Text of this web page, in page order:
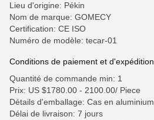
Lieu d'origine: Pékin
Nom de marque: GOMECY
Certification: CE ISO
Numéro de modèle: tecar-01
Conditions de paiement et d'expédition
Quantité de commande min: 1
Prix: US $1780.00 - 2100.00/ Piece
Détails d'emballage: Cas en aluminium
Délai de livraison: 7 jours